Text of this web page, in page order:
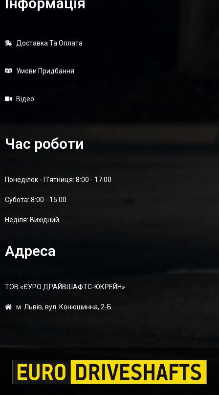
Доставка Та Оплата
Умови Придбання
Відео
Час роботи
Понеділок - П'ятниця: 8:00 - 17:00
Суботa: 8:00 - 15:00
Неділя: Вихідний
Адреса
ТОВ «ЄУРО ДРАЙВШАФТC-ЮКРЕЙН»
м. Львів, вул. Конюшинна, 2-Б